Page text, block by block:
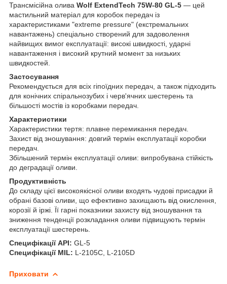
Трансмісійна олива Wolf ExtendTech 75W-80 GL-5 — цей
мастильний матеріал для коробок передач із
характеристиками "extreme pressure" (екстремальних
навантажень) спеціально створений для задоволення
найвищих вимог експлуатації: високі швидкості, ударні
навантаження і високий крутний момент за низьких
швидкостей.
Застосування
Рекомендується для всіх гіпоїдних передач, а також підходить
для конічних спіральнозубих і черв'ячних шестерень та
більшості мостів із коробками передач.
Характеристики
Характеристики тертя: плавне перемикання передач.
Захист від зношування: довгий термін експлуатації коробки
передач.
Збільшений термін експлуатації оливи: випробувана стійкість
до деградації оливи.
Продуктивність
До складу цієї високоякісної оливи входять чудові присадки й
обрані базові оливи, що ефективно захищають від окислення,
корозії й іржі. Її гарні показники захисту від зношування та
зниження тенденції розкладання оливи підвищують термін
експлуатації шестерень.
Специфікації API: GL-5
Специфікації MIL: L-2105C, L-2105D
Приховати